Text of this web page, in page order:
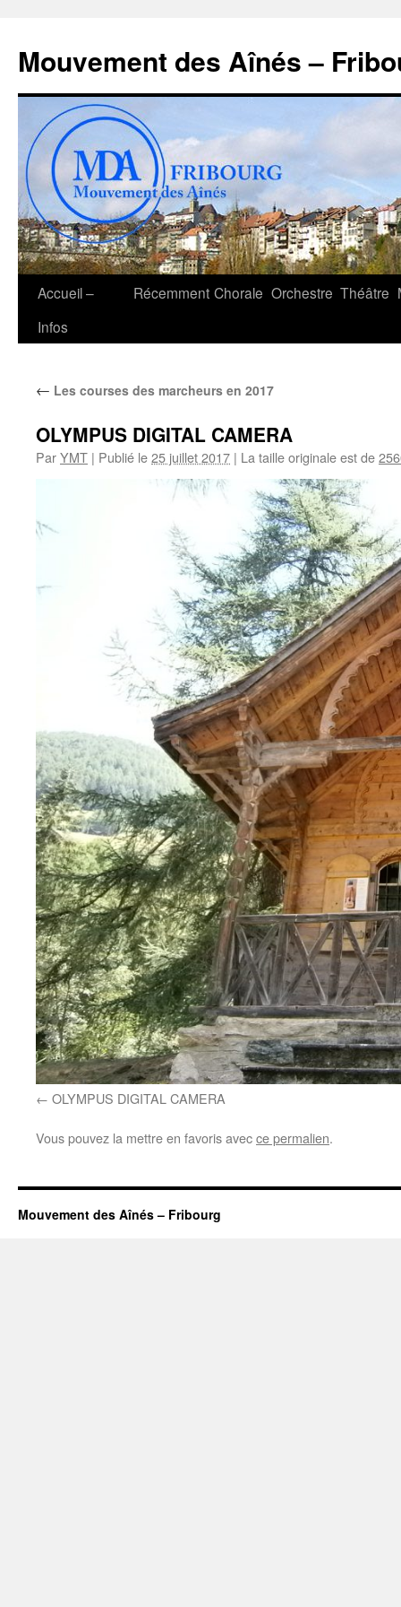
contenu
Mouvement des Aînés –
Accueil –
Infos
Récemment Chorale Orchestre Théâtre
← Les courses des marcheurs en 2017
OLYMPUS DIGITAL CAMERA
ParYMT | Publié le25 juillet 2017 | La taille originale est de
OLYMPUS DIGITAL CAMERA
Vous pouvez la mettre en favoris avecce permalien.
Mouvement des Aînés – Fribourg